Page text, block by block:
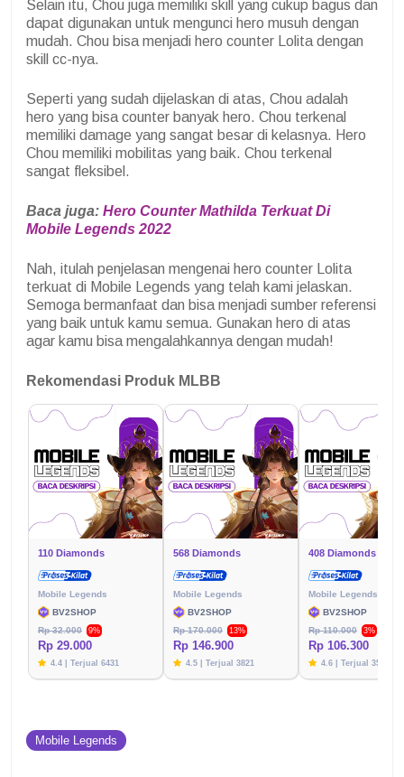
Selain itu, Chou juga memiliki skill yang cukup bagus dan
dapat digunakan untuk mengunci hero musuh dengan
mudah. Chou bisa menjadi hero counter Lolita dengan
skill cc-nya.
Seperti yang sudah dijelaskan di atas, Chou adalah
hero yang bisa counter banyak hero. Chou terkenal
memiliki damage yang sangat besar di kelasnya. Hero
Chou memiliki mobilitas yang baik. Chou terkenal
sangat fleksibel.
Baca juga: Hero Counter Mathilda Terkuat Di
Mobile Legends 2022
Nah, itulah penjelasan mengenai hero counter Lolita
terkuat di Mobile Legends yang telah kami jelaskan.
Semoga bermanfaat dan bisa menjadi sumber referensi
yang baik untuk kamu semua. Gunakan hero di atas
agar kamu bisa mengalahkannya dengan mudah!
Rekomendasi Produk MLBB
110 Diamonds
Mobile Legends
BV2SHOP
Rp 32.000
9%
Rp 29.000
4.4 | Terjual 6431
568 Diamonds
Mobile Legends
BV2SHOP
Rp 170.000
13%
Rp 146.900
4.5 | Terjual 3821
408 Diamonds
Mobile Legends
BV2SHOP
Rp 110.000
3%
Rp 106.300
4.6 | Terjual 3576
Mobile Legends